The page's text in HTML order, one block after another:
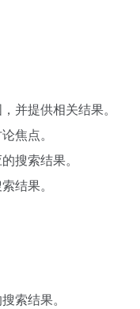
并提供相关结果。
焦点。
搜索结果。
结果。
索结果。